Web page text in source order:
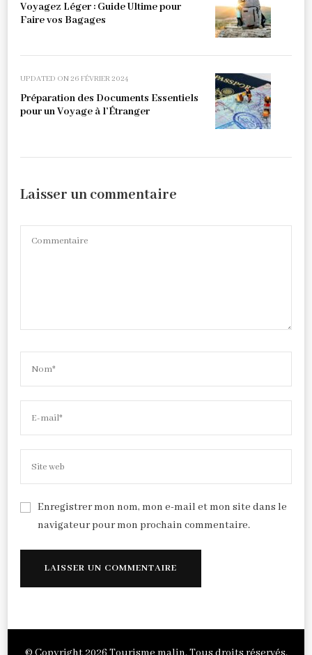
Voyagez Léger : Guide Ultime pour
Faire vos Bagages
UPDATED ON26 FÉVRIER 2024
Préparation des Documents Essentiels
pour un Voyage à l’Étranger
Laisser un commentaire
Enregistrer mon nom, mon e-mail et mon site dans le
navigateur pour mon prochain commentaire.